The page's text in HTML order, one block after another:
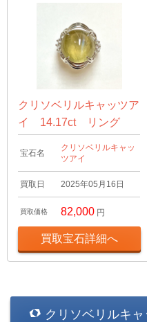
クリソベリルキャッツア
イ 14.17ct リング
宝石名
クリソベリルキャッ
ツアイ
買取日 2025年05月16日
買取価格 82,000 円
買取宝石詳細へ
クリソベリルキ